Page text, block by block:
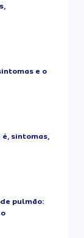
e o
sintomas,
pulmão: